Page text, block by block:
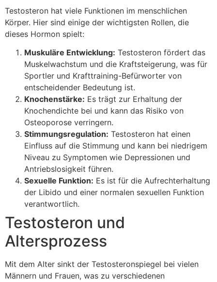
Testosteron hat viele Funktionen im menschlichen
Körper. Hier sind einige der wichtigsten Rollen, die
dieses Hormon spielt:
Muskuläre Entwicklung: Testosteron fördert das
Muskelwachstum und die Kraftsteigerung, was für
Sportler und Krafttraining-Befürworter von
entscheidender Bedeutung ist.
Knochenstärke: Es trägt zur Erhaltung der
Knochendichte bei und kann das Risiko von
Osteoporose verringern.
Stimmungsregulation: Testosteron hat einen
Einfluss auf die Stimmung und kann bei niedrigem
Niveau zu Symptomen wie Depressionen und
Antriebslosigkeit führen.
Sexuelle Funktion: Es ist für die Aufrechterhaltung
der Libido und einer normalen sexuellen Funktion
verantwortlich.
Testosteron und
Altersprozess
Mit dem Alter sinkt der Testosteronspiegel bei vielen
Männern und Frauen, was zu verschiedenen